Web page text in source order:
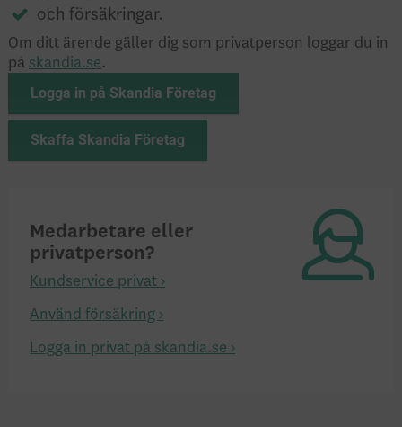
och försäkringar.
Om ditt ärende gäller dig som privatperson loggar du in
på skandia.se.
Logga in på Skandia Företag
Skaffa Skandia Företag
Medarbetare eller
privatperson?
Kundservice privat ›
Använd försäkring ›
Logga in privat på skandia.se ›